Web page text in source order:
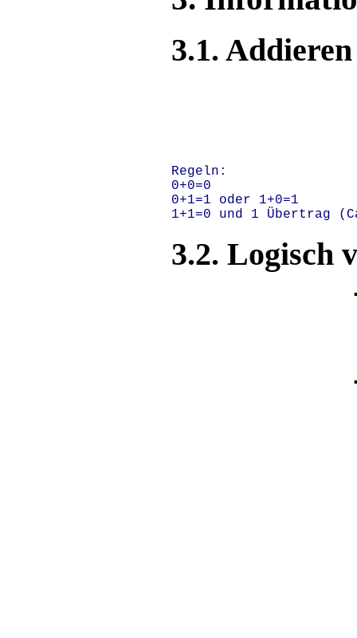
3.1. Addieren
Regeln:
0+0=0
0+1=1 oder 1+0=1
3.2. Logisch